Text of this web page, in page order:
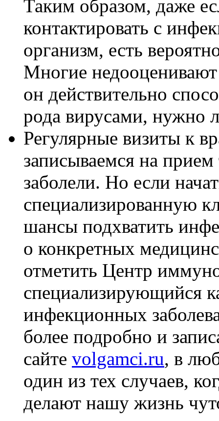
Таким образом, даже
контактировать с
организм, есть
Многие
он действительно
рода вирусами, нужно
Регулярные визиты к
записываемся на прием
заболели. Но если
специализированную
шансы подхватить
о конкретных
отметить Центр
специализирующийся
инфекционных
более подробно и
сайте volgamci.ru, в
один из тех случаев,
делают нашу жизнь